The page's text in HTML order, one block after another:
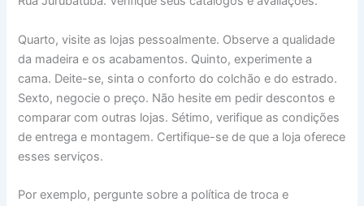
Quarto, visite as lojas pessoalmente. Observe a qualidade
da madeira e os acabamentos. Quinto, experimente a
cama. Deite-se, sinta o conforto do colchão e do estrado.
Sexto, negocie o preço. Não hesite em pedir descontos e
comparar com outras lojas. Sétimo, verifique as condições
de entrega e montagem. Certifique-se de que a loja oferece
esses serviços.
Por exemplo, pergunte sobre a política de troca e